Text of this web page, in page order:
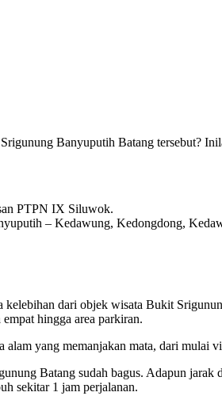
Banyuputih Batang tersebut?
PTPN IX Siluwok.
– Kedawung, Kedongdong,
kelebihan dari objek wisata Bukit
hingga area parkiran.
yang memanjakan mata, dari mulai
Batang sudah bagus. Adapun
sekitar 1 jam perjalanan.